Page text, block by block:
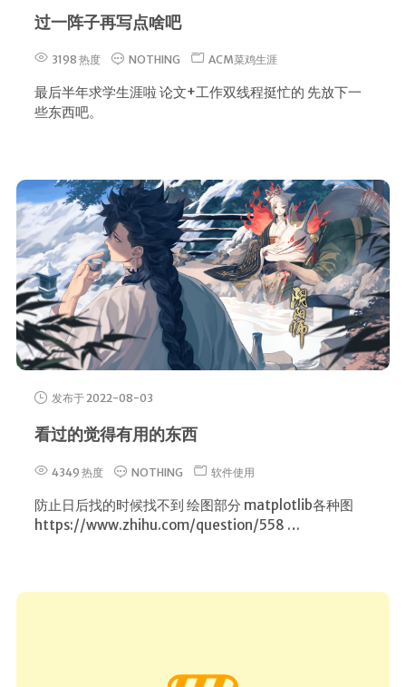
过一阵子再写点啥吧
3198 热度 NOTHING ACM菜鸡生涯
最后半年求学生涯啦 论文+工作双线程挺忙的 先放下一
些东西吧。
发布于 2022-08-03
看过的觉得有用的东西
4349 热度 NOTHING 软件使用
防止日后找的时候找不到 绘图部分 matplotlib各种图
https://www.zhihu.com/question/558 …